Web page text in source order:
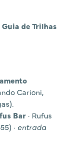
de Trilhas
Carioni,
Bar · Rufus
· entrada